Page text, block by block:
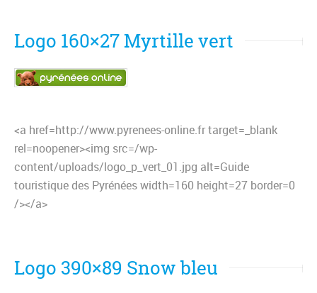
Logo 160×27 Myrtille vert
<a href=http://www.pyrenees-online.fr target=_blank
rel=noopener><img src=/wp-
content/uploads/logo_p_vert_01.jpg alt=Guide
touristique des Pyrénées width=160 height=27 border=0
/></a>
Logo 390×89 Snow bleu